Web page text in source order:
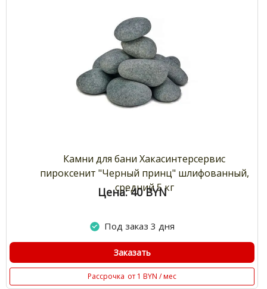
Камни для бани Хакасинтерсервис
пироксенит "Черный принц" шлифованный,
средний 5 кг
Цена: 40 BYN
Под заказ 3 дня
Заказать
Рассрочка от 1 BYN / мес